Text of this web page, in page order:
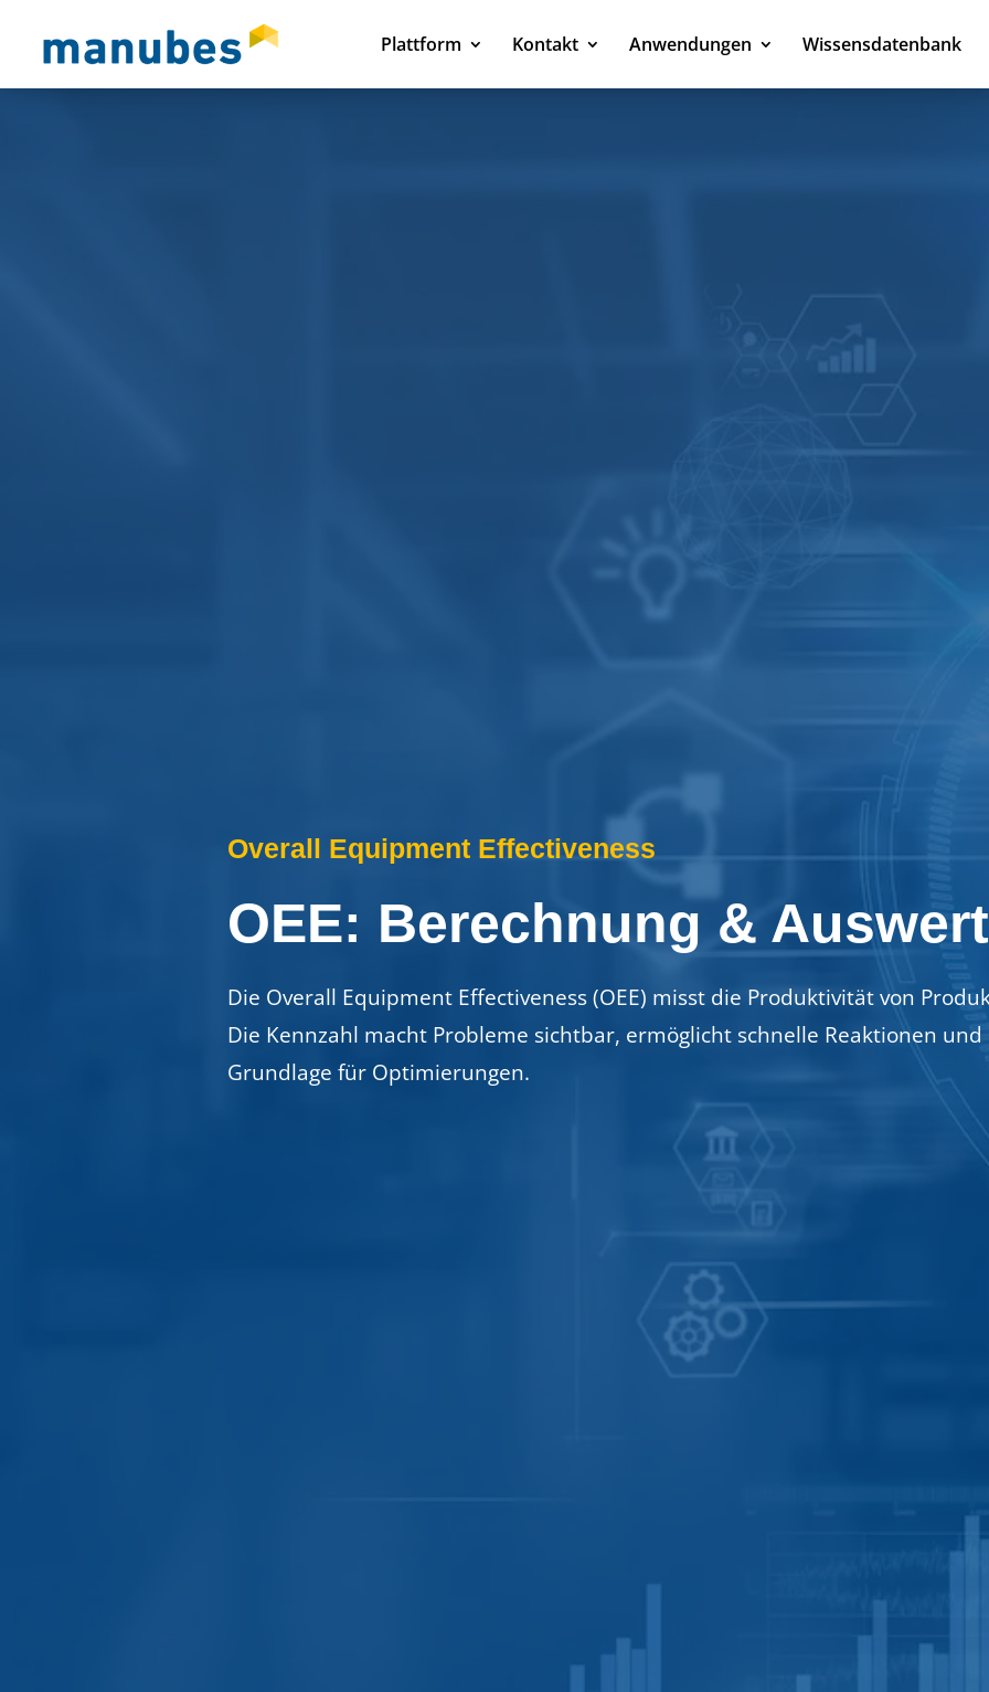
Plattform Kontakt Anwendungen Wissensdatenbank
Overall Equipment Effectiveness
OEE: Berechnung &
Die Overall Equipment Effectiveness (OEE) misst die Produktivität von
Die Kennzahl macht Probleme sichtbar, ermöglicht schnelle Reaktionen
Grundlage für Optimierungen.